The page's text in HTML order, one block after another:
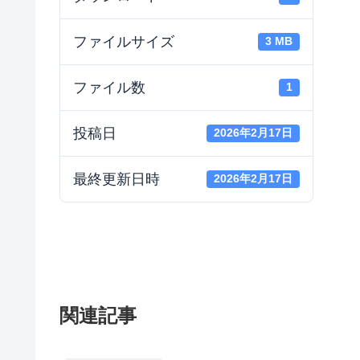
ファイルサイズ 3 MB
ファイル数 1
投稿日 2026年2月17日
最終更新日時 2026年2月17日
関連記事